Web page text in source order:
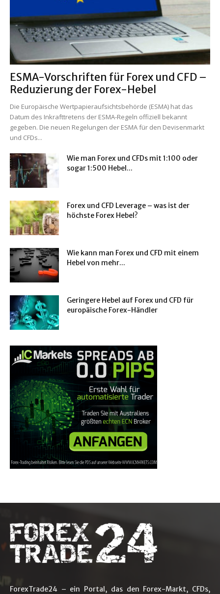
ESMA-Vorschriften für Forex und CFD –
Reduzierung der Forex-Hebel
Die Europäische Wertpapieraufsichtsbehörde (ESMA) hat das
Datum des Inkrafttretens der ESMA-Regeln offiziell bekannt
gegeben. Die neuen Regelungen der ESMA für den Devisenmarkt
und CFDs...
Wie man Forex und CFDs mit 1:100 oder
sogar 1:500 Hebel...
Forex und CFD Leverage – was ist der
höchste Forex Hebel?
Wie kann man Forex und CFD mit einem
Hebel von mehr...
Geringere Hebel auf Forex und CFD für
europäische Forex-Händler
ForexTrade24 – ein Portal, das den Forex-Markt, CFDs,